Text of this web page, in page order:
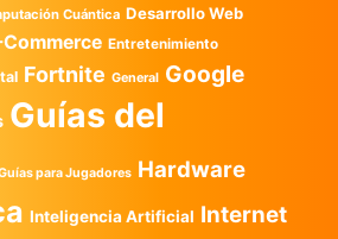
Cuántica Desarrollo Web
Commerce Entretenimiento
Fortnite General Google
Guías del
para Jugadores Hardware
Inteligencia Artificial Internet